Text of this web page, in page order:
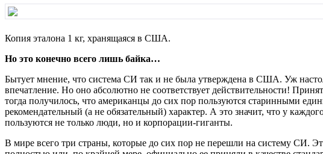
Копия эталона 1 кг, хранящаяся в США.
Но это конечно всего лишь байка…
Бытует мнение, что система СИ так и не была утверждена в США. Уж
впечатление. Но оно абсолютно не соответствует действительности!
тогда получилось, что американцы до сих пор пользуются старинными
рекомендательный (а не обязательный) характер. А это значит, что у
пользуются не только люди, но и корпорации-гиганты.
В мире всего три страны, которые до сих пор не перешли на систему